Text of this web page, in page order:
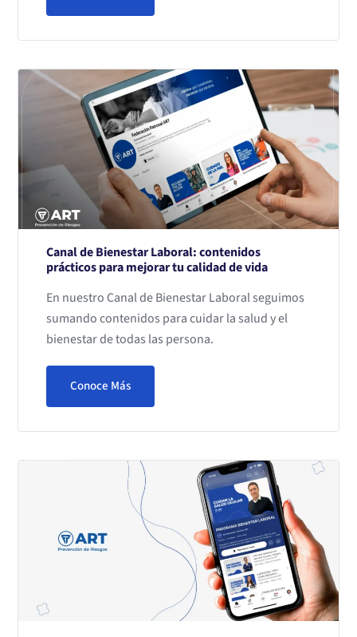
Canal de Bienestar Laboral: contenidos
prácticos para mejorar tu calidad de vida
En nuestro Canal de Bienestar Laboral seguimos
sumando contenidos para cuidar la salud y el
bienestar de todas las persona.
Conoce Más